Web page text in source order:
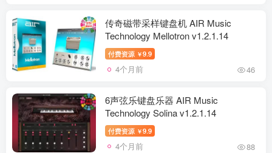
传奇磁带采样键盘机 AIR Music
Technology Mellotron v1.2.1.14
付费资源 ￥9.9
4个月前 46
6声弦乐键盘乐器 AIR Music
Technology Solina v1.2.1.14
付费资源 ￥9.9
4个月前 88